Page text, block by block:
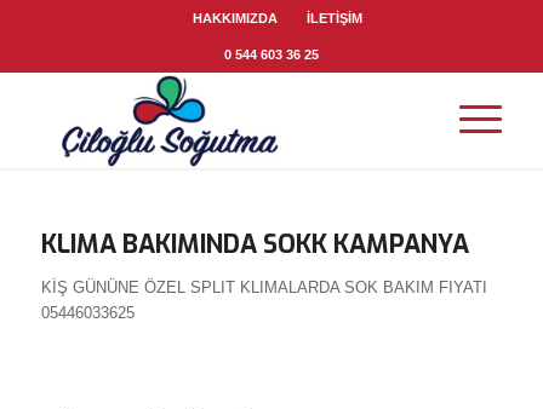
HAKKIMIZDA İLETİŞİM
0 544 603 36 25
KLIMA BAKIMINDA SOKK KAMPANYA
KİŞ GÜNÜNE ÖZEL SPLIT KLIMALARDA SOK BAKIM FIYATI
05446033625